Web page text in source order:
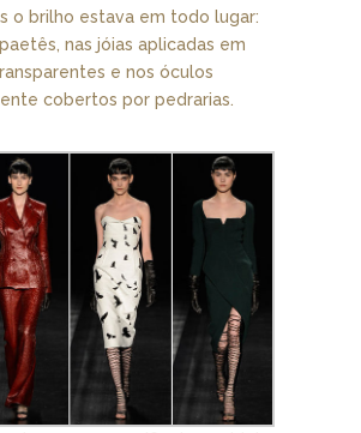
o brilho estava em todo lugar:
nas jóias aplicadas em
e nos óculos
cobertos por pedrarias.